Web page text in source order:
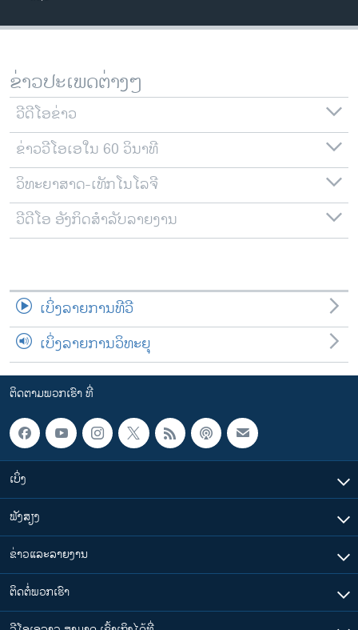
ລາຍການກະຈາຍສຽງ
ລາຍງານ
ຕິດຕາມພວກເຮົາ ທີ່
ພາສາຕ່າງໆ
ຂ່າວປະເພດຕ່າງໆ
ວີດີໂອຂ່າວ
ຂ່າວວີໂອເອໃນ 60 ວິນາທີ
ວິທະຍາສາດ-ເທັກໂນໂລຈີ
ວີດີໂອ ອັງກິດສຳລັບລາຍງານ
ເບິ່ງລາຍການທີວີ
ເບິ່ງລາຍການວິທະຍຸ
ຕິດຕາມພວກເຮົາ ທີ່
ເບິ່ງ
ຟັງສຽງ
ຂ່າວແລະລາຍງານ
ຕິດຕໍ່ພວກເຮົາ